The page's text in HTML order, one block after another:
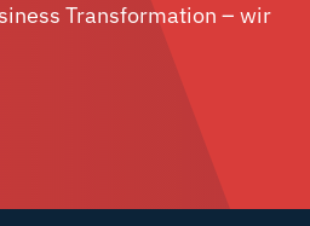
Transformation – wir